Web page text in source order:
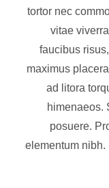
tortor nec
vitae
faucibus
maximus
ad litora
himenaeos.
posuere.
elementum